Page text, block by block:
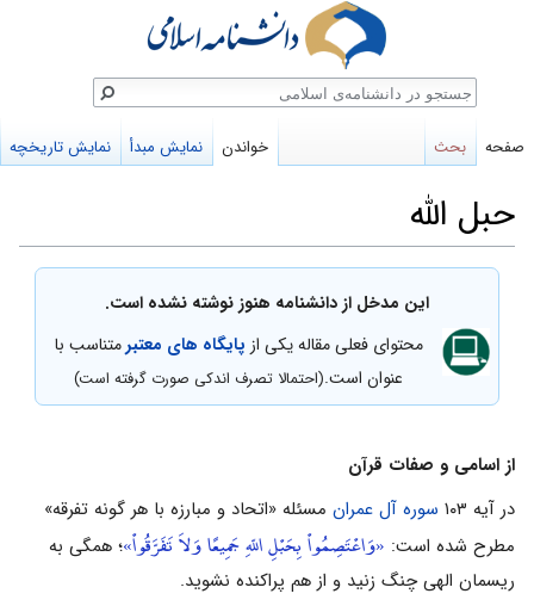
حبل الله
پرش
ناوبری
پرش
جستجو
این مدخل از دانشنامه هنوز نوشته نشده است.
محتوای فعلی مقاله یکی از پایگاه های معتبرمتناسب با
عنوان است.(احتمالا تصرف اندکی صورت گرفته است)
از اسامی و صفات قرآن
در آیه ۱۰۳
سوره آل‌ عمران مسئله «اتحاد و مبارزه با هر گونه تفرقه»
مطرح شده است: «وَاعْتَصِمُواْ بِحَبْلِ اللّهِ جَمِيعًا وَلاَ تَفَرَّقُواْ»؛ همگی به
ریسمان الهی چنگ زنید و از هم پراکنده نشوید.
صفحه بحث خواندن نمایش مبدأ نمایش تاریخچه
جستجو